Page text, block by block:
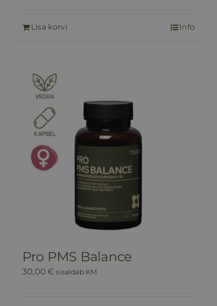
Lisa korvi Info
Pro PMS Balance
30,00€ sisaldab KM